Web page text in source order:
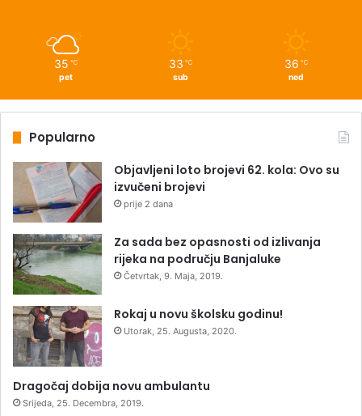
35 ℃
pet
33 ℃
sub
36 ℃
ned
Popularno
Objavljeni loto brojevi 62. kola: Ovo su
izvučeni brojevi
prije 2 dana
Za sada bez opasnosti od izlivanja
rijeka na području Banjaluke
Četvrtak, 9. Maja, 2019.
Rokaj u novu školsku godinu!
Utorak, 25. Augusta, 2020.
Dragočaj dobija novu ambulantu
Srijeda, 25. Decembra, 2019.